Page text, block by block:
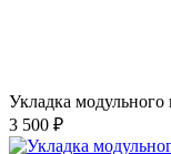
Укладка
3 500 ₽